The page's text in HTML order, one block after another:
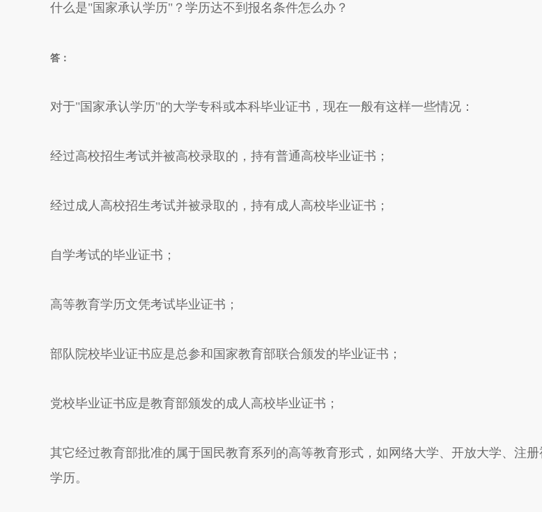
什么是"国家承认学历"？学历达不到报名条件怎么办？
答：
对于"国家承认学历"的大学专科或本科毕业证书，现在一般有这样一些情况：
经过高校招生考试并被高校录取的，持有普通高校毕业证书；
经过成人高校招生考试并被录取的，持有成人高校毕业证书；
自学考试的毕业证书；
高等教育学历文凭考试毕业证书；
部队院校毕业证书应是总参和国家教育部联合颁发的毕业证书；
党校毕业证书应是教育部颁发的成人高校毕业证书；
其它经过教育部批准的属于国民教育系列的高等教育形式，如网络大学、开放大学、注
学历。